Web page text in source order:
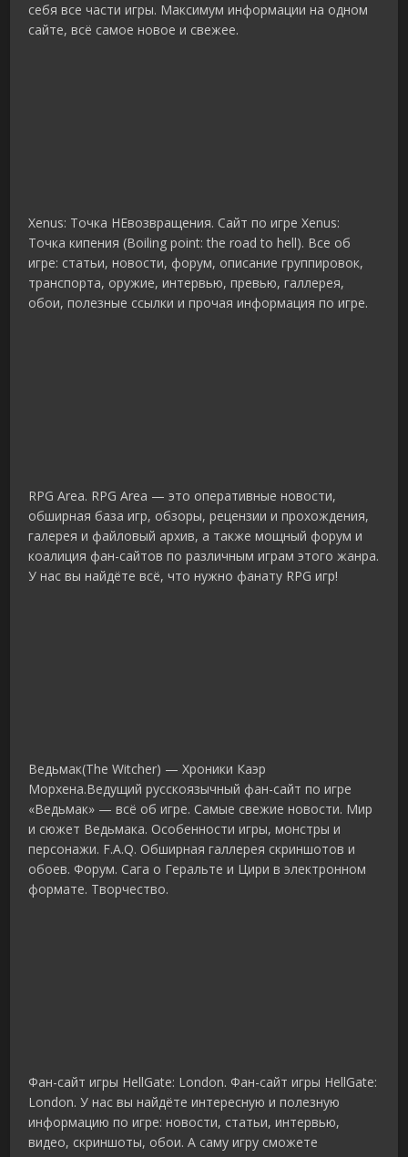
себя все части игры. Максимум информации на одном
сайте, всё самое новое и свежее.
Xenus: Точка НЕвозвращения. Cайт по игре Xenus:
Точка кипения (Boiling point: the road to hell). Все об
игре: статьи, новости, форум, описание группировок,
транспорта, оружие, интервью, превью, галлерея,
обои, полезные ссылки и прочая информация по игре.
RPG Area. RPG Area — это оперативные новости,
обширная база игр, обзоры, рецензии и прохождения,
галерея и файловый архив, а также мощный форум и
коалиция фан-сайтов по различным играм этого жанра.
У нас вы найдёте всё, что нужно фанату RPG игр!
Ведьмак(The Witcher) — Хроники Каэр
Морхена.Ведущий русскоязычный фан-сайт по игре
«Ведьмак» — всё об игре. Самые свежие новости. Мир
и сюжет Ведьмака. Особенности игры, монстры и
персонажи. F.A.Q. Обширная галлерея скриншотов и
обоев. Форум. Сага о Геральте и Цири в электронном
формате. Творчество.
Фан-сайт игры HellGate: London. Фан-сайт игры HellGate:
London. У нас вы найдёте интересную и полезную
информацию по игре: новости, статьи, интервью,
видео, скриншоты, обои. А саму игру сможете